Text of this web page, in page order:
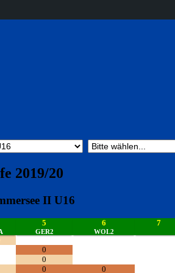
2019/20
II U16
5
GER2
6
WOL2
7
0
0
0 0